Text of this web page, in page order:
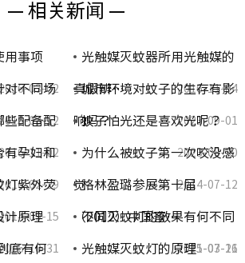
— 相关新闻 —
用事项
03-02
光触媒灭蚊器所用光触媒的
真假辨… 2016-11-04
对不同场
03-12
城市环境对蚊子的生存有影
响吗？ 2023-09-01
些配备配
11-02
蚊子怕光还是喜欢光呢？
2023-08-30
有孕妇和
02-29
为什么被蚊子第一次咬没感
觉 2014-07-12
灯紫外荧
09-15
格林盈璐参展第十届
（2012）中国畜…
2021-07-26
计原理
10-31
不同灭蚊灯的效果有何不同
2015-03-11
底有何 光触媒灭蚊灯的原理